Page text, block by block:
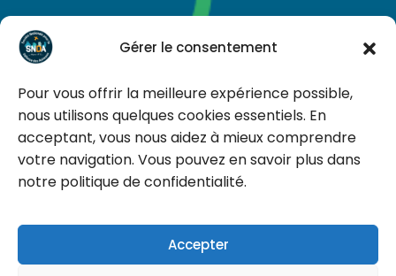
Gérer le consentement
Pour vous offrir la meilleure expérience possible,
nous utilisons quelques cookies essentiels. En
acceptant, vous nous aidez à mieux comprendre
votre navigation. Vous pouvez en savoir plus dans
notre politique de confidentialité.
Accepter
Faire un don
Un animal est un être qui vit, qui pense, qui souffre
Tous droits réservés © 2026snda.asso.fr|